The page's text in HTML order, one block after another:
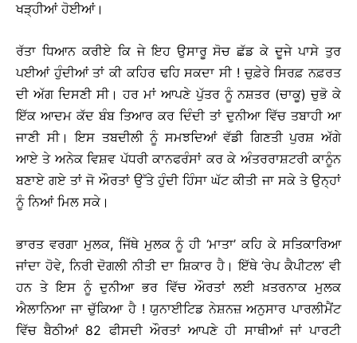
ਖੜ੍ਹੀਆਂ ਹੋਈਆਂ।
ਰੱਤਾ ਧਿਆਨ ਕਰੀਏ ਕਿ ਜੇ ਇਹ ਉਸਾਰੂ ਸੋਚ ਛੱਡ ਕੇ ਦੂਜੇ ਪਾਸੇ ਤੁਰ
ਪਈਆਂ ਹੁੰਦੀਆਂ ਤਾਂ ਕੀ ਕਹਿਰ ਢਹਿ ਸਕਦਾ ਸੀ ! ਚੁਫ਼ੇਰੇ ਸਿਰਫ਼ ਨਫ਼ਰਤ
ਦੀ ਅੱਗ ਦਿਸਣੀ ਸੀ। ਹਰ ਮਾਂ ਆਪਣੇ ਪੁੱਤਰ ਨੂੰ ਨਸ਼ਤਰ (ਚਾਕੂ) ਚੁਭੋ ਕੇ
ਇੱਕ ਆਦਮ ਕੱਦ ਬੰਬ ਤਿਆਰ ਕਰ ਦਿੰਦੀ ਤਾਂ ਦੁਨੀਆ ਵਿੱਚ ਤਬਾਹੀ ਆ
ਜਾਣੀ ਸੀ। ਇਸ ਤਬਦੀਲੀ ਨੂੰ ਸਮਝਦਿਆਂ ਵੱਡੀ ਗਿਣਤੀ ਪੁਰਸ਼ ਅੱਗੇ
ਆਏ ਤੇ ਅਨੇਕ ਵਿਸ਼ਵ ਪੱਧਰੀ ਕਾਨਫਰੰਸਾਂ ਕਰ ਕੇ ਅੰਤਰਰਾਸ਼ਟਰੀ ਕਾਨੂੰਨ
ਬਣਾਏ ਗਏ ਤਾਂ ਜੋ ਔਰਤਾਂ ਉੱਤੇ ਹੁੰਦੀ ਹਿੰਸਾ ਘੱਟ ਕੀਤੀ ਜਾ ਸਕੇ ਤੇ ਉਨ੍ਹਾਂ
ਨੂੰ ਨਿਆਂ ਮਿਲ ਸਕੇ।
ਭਾਰਤ ਵਰਗਾ ਮੁਲਕ, ਜਿੱਥੇ ਮੁਲਕ ਨੂੰ ਹੀ ‘ਮਾਤਾ’ ਕਹਿ ਕੇ ਸਤਿਕਾਰਿਆ
ਜਾਂਦਾ ਹੋਵੇ, ਨਿਰੀ ਦੋਗਲੀ ਨੀਤੀ ਦਾ ਸ਼ਿਕਾਰ ਹੈ। ਇੱਥੇ ‘ਰੇਪ ਕੈਪੀਟਲ’ ਵੀ
ਹਨ ਤੇ ਇਸ ਨੂੰ ਦੁਨੀਆ ਭਰ ਵਿੱਚ ਔਰਤਾਂ ਲਈ ਖ਼ਤਰਨਾਕ ਮੁਲਕ
ਐਲਾਨਿਆ ਜਾ ਚੁੱਕਿਆ ਹੈ ! ਯੁਨਾਈਟਿਡ ਨੇਸ਼ਨਜ਼ ਅਨੁਸਾਰ ਪਾਰਲੀਮੈਂਟ
ਵਿੱਚ ਬੈਠੀਆਂ 82 ਫੀਸਦੀ ਔਰਤਾਂ ਆਪਣੇ ਹੀ ਸਾਥੀਆਂ ਜਾਂ ਪਾਰਟੀ